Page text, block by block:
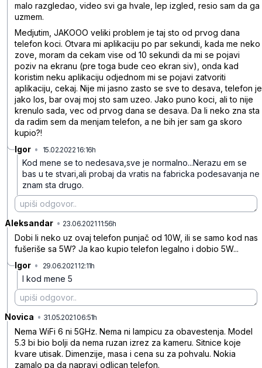
malo razgledao, video svi ga hvale, lep izgled, resio sam da ga
uzmem.
Medjutim, JAKOOO veliki problem je taj sto od prvog dana
telefon koci. Otvara mi aplikaciju po par sekundi, kada me neko
zove, moram da cekam vise od 10 sekundi da mi se pojavi
poziv na ekranu (pre toga bude ceo ekran siv), onda kad
koristim neku aplikaciju odjednom mi se pojavi zatvoriti
aplikaciju, cekaj. Nije mi jasno zasto se sve to desava, telefon je
jako los, bar ovaj moj sto sam uzeo. Jako puno koci, ali to nije
krenulo sada, vec od prvog dana se desava. Da li neko zna sta
da radim sem da menjam telefon, a ne bih jer sam ga skoro
kupio?!
Igor • 15.02.2022 16:16h
Kod mene se to nedesava,sve je normalno...Nerazu em se
bas u te stvari,ali probaj da vratis na fabricka podesavanja ne
znam sta drugo.
Aleksandar • 23.06.2021 11:56h
Dobi li neko uz ovaj telefon punjač od 10W, ili se samo kod nas
fušeriše sa 5W? Ja kao kupio telefon legalno i dobio 5W...
Igor • 29.06.2021 12:11h
I kod mene 5
Novica • 31.05.2021 06:51h
Nema WiFi 6 ni 5GHz. Nema ni lampicu za obavestenja. Model
5.3 bi bio bolji da nema ruzan izrez za kameru. Sitnice koje
kvare utisak. Dimenzije, masa i cena su za pohvalu. Nokia
zamalo pa da napravi odlican telefon.